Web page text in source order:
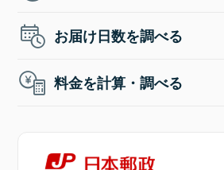
お届け日数を調べる
料金を計算・調べる